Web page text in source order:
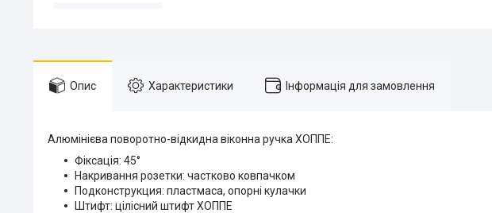
Опис Характеристики Інформація для замовлення
Алюмінієва поворотно-відкидна віконна ручка ХОППЕ:
Фіксація: 45°
Накривання розетки: частково ковпачком
Подконструкция: пластмаса, опорні кулачки
Штифт: цілісний штифт ХОППЕ